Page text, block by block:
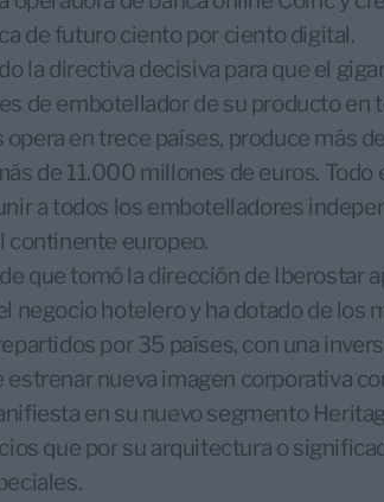
de futuro ciento por ciento digital.
la directiva decisiva para que el
de embotellador de su producto en
opera en trece países, produce más
de 11.000 millones de euros. Todo
a todos los embotelladores
continente europeo.
que tomó la dirección de Iberostar
negocio hotelero y ha dotado de los
por 35 países, con una
estrenar nueva imagen corporativa
en su nuevo segmento
que por su arquitectura o